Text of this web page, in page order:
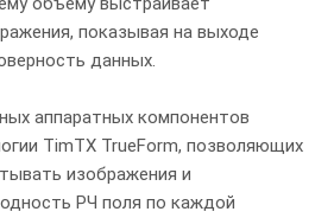
показывая на выходе
данных.
аппаратных компонентов
TimTX TrueForm, позволяющих
изображения и
РЧ поля по каждой